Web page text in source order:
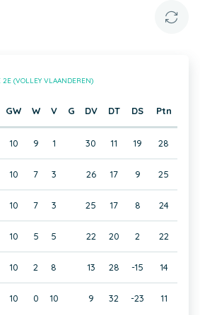
(VOLLEY VLAANDEREN)
GW W V G DV DT DS Ptn
10 9 1 30 11 19 28
10 7 3 26 17 9 25
10 7 3 25 17 8 24
10 5 5 22 20 2 22
10 2 8 13 28 -15 14
10 0 10 9 32 -23 11